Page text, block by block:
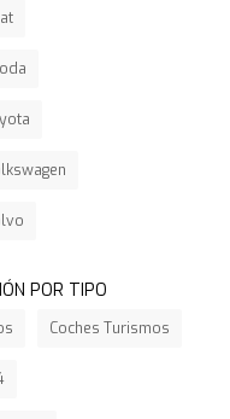
POR TIPO
Coches Turismos